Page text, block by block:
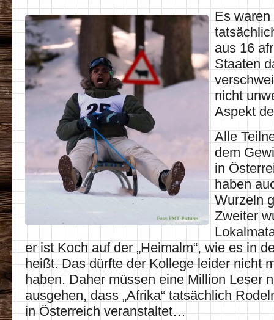
Es waren
aus 16
Staaten
nicht
Aspekt
Alle
dem
in
haben
Wurzeln
Zweiter
er ist Koch auf der „Heimalm“, wie es in
heißt. Das dürfte der Kollege leider nicht
haben. Daher müssen eine Million Leser
ausgehen, dass „Afrika“ tatsächlich
in Österreich veranstaltet…